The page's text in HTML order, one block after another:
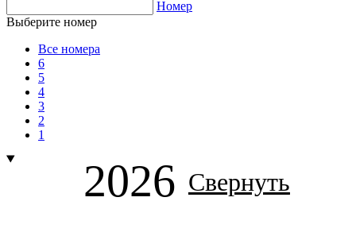
Номер
Выберите номер
Все номера
6
5
4
3
2
1
2026 Свернуть